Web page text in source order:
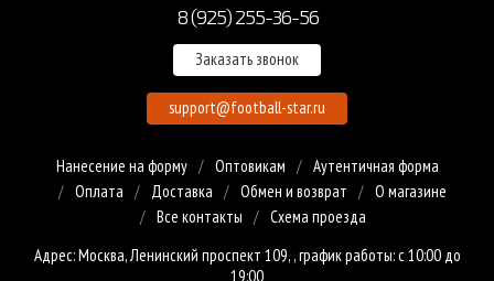
8 (925) 255-36-56
Заказать звонок
support@football-star.ru
Нанесение на форму Оптовикам
Аутентичная форма
Оплата
Доставка Обмен и возврат
О магазине
Все контакты
Схема проезда
Адрес: Москва, Ленинский проспект 109, , график работы: с 10:00 до
19:00